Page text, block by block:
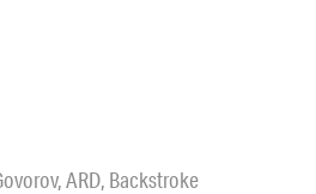
,ARD, Backstroke